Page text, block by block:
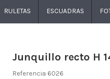
RULETAS ESCUADRAS
Junquillo recto H
Referencia 6026